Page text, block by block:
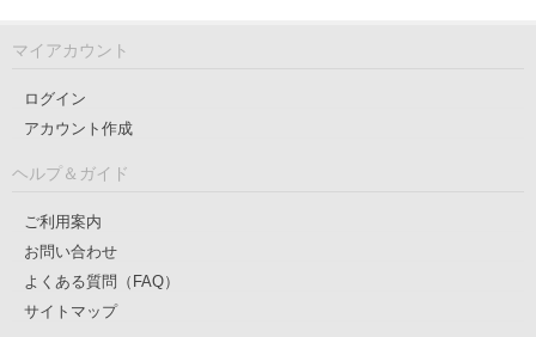
マイアカウント
ログイン
アカウント作成
ヘルプ＆ガイド
ご利用案内
お問い合わせ
よくある質問（FAQ）
サイトマップ